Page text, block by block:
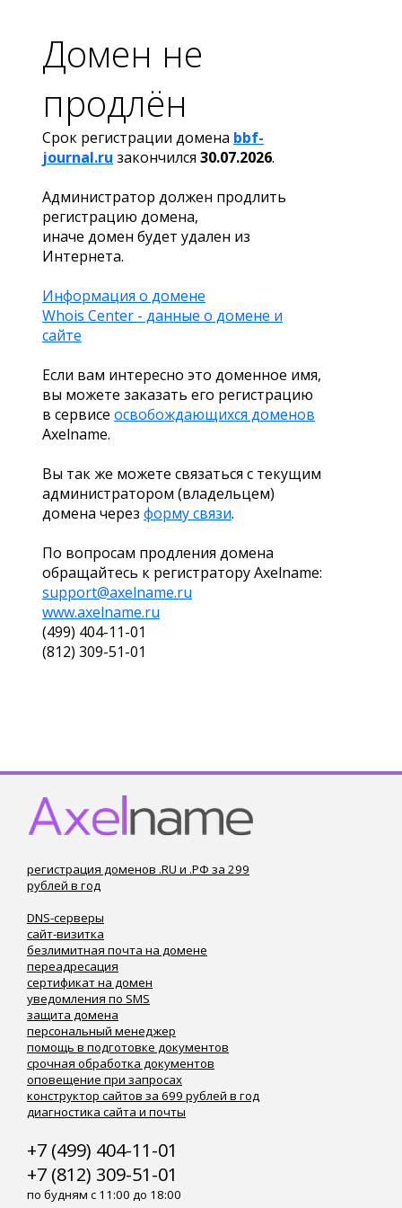
Домен не
продлён
Срок регистрации домена bbf-
journal.ru закончился 30.07.2026.
Администратор должен продлить
регистрацию домена,
иначе домен будет удален из
Интернета.
Информация о домене
Whois Center - данные о домене и
сайте
Если вам интересно это доменное имя,
вы можете заказать его регистрацию
в сервисе освобождающихся доменов
Axelname.
Вы так же можете связаться с текущим
администратором (владельцем)
домена через форму связи.
По вопросам продления домена
обращайтесь к регистратору Axelname:
support@axelname.ru
www.axelname.ru
(499) 404-11-01
(812) 309-51-01
регистрация доменов .RU и .РФ за 299
рублей в год
DNS-серверы
сайт-визитка
безлимитная почта на домене
переадресация
сертификат на домен
уведомления по SMS
защита домена
персональный менеджер
помощь в подготовке документов
срочная обработка документов
оповещение при запросах
конструктор сайтов за 699 рублей в год
диагностика сайта и почты
+7 (499) 404-11-01
+7 (812) 309-51-01
по будням с 11:00 до 18:00